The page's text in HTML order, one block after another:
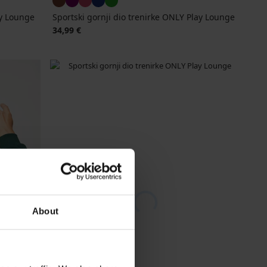
About
Lounge
Sportski gornji dio trenirke ONLY Play Lounge
34,99 €